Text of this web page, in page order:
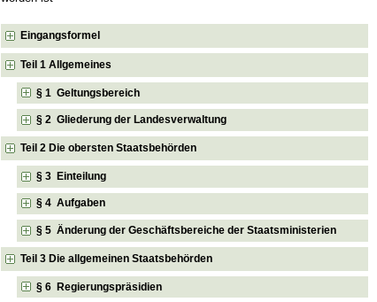
Eingangsformel
Teil 1 Allgemeines
§ 1 Geltungsbereich
§ 2 Gliederung der Landesverwaltung
Teil 2 Die obersten Staatsbehörden
§ 3 Einteilung
§ 4 Aufgaben
§ 5 Änderung der Geschäftsbereiche der Staatsministerien
Teil 3 Die allgemeinen Staatsbehörden
§ 6 Regierungspräsidien